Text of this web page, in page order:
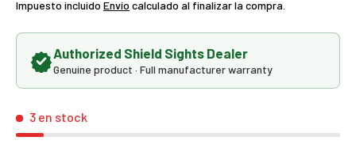
Impuesto incluido Envío calculado al finalizar la compra.
Authorized Shield Sights Dealer
Genuine product · Full manufacturer warranty
3 en stock